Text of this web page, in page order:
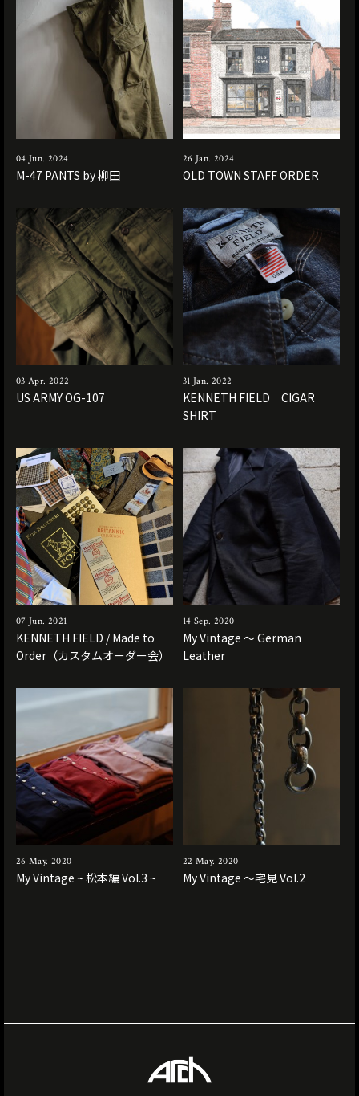
04 Jun. 2024
M-47 PANTS by 柳田
26 Jan. 2024
OLD TOWN STAFF ORDER
03 Apr. 2022
US ARMY OG-107
31 Jan. 2022
KENNETH FIELD CIGAR
SHIRT
07 Jun. 2021
KENNETH FIELD / Made to
Order（カスタムオーダー会）
14 Sep. 2020
My Vintage 〜 German
Leather
26 May. 2020
My Vintage ~ 松本編 Vol.3 ~
22 May. 2020
My Vintage 〜宅見 Vol.2